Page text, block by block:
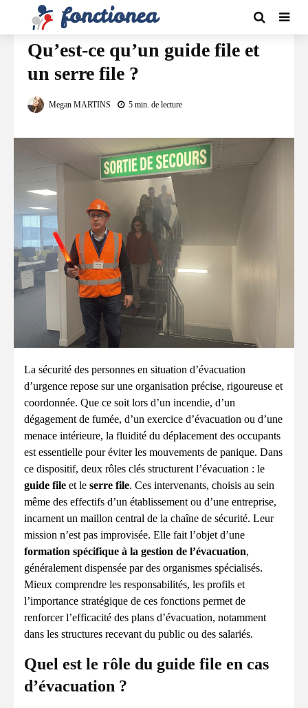
VIE PRATIQUE
Qu’est-ce qu’un guide file et
un serre file ?
Megan MARTINS 5 min. de lecture
La sécurité des personnes en situation d’évacuation
d’urgence repose sur une organisation précise, rigoureuse et
coordonnée. Que ce soit lors d’un incendie, d’un
dégagement de fumée, d’un exercice d’évacuation ou d’une
menace intérieure, la fluidité du déplacement des occupants
est essentielle pour éviter les mouvements de panique. Dans
ce dispositif, deux rôles clés structurent l’évacuation : le
guide file et le serre file. Ces intervenants, choisis au sein
même des effectifs d’un établissement ou d’une entreprise,
incarnent un maillon central de la chaîne de sécurité. Leur
mission n’est pas improvisée. Elle fait l’objet d’une
formation spécifique à la gestion de l’évacuation,
généralement dispensée par des organismes spécialisés.
Mieux comprendre les responsabilités, les profils et
l’importance stratégique de ces fonctions permet de
renforcer l’efficacité des plans d’évacuation, notamment
dans les structures recevant du public ou des salariés.
Quel est le rôle du guide file en cas
d’évacuation ?